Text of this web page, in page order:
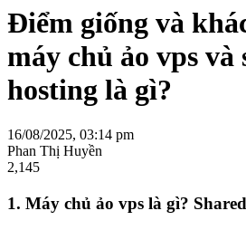
Điểm giống và
máy chủ ảo vps và
hosting là gì?
16/08/2025, 03:14 pm
Phan Thị Huyền
2,145
1. Máy chủ ảo vps là gì?